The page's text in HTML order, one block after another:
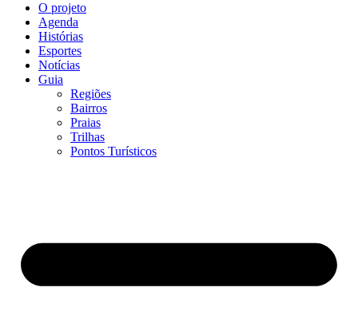
O projeto
Agenda
Histórias
Esportes
Notícias
Guia
Regiões
Bairros
Praias
Trilhas
Pontos Turísticos